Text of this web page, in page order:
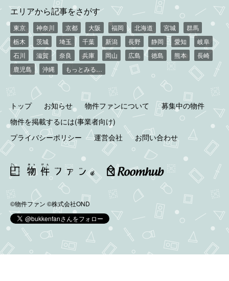
エリアから記事をさがす
東京 神奈川 京都 大阪 福岡 北海道 宮城
群馬
栃木
茨城 埼玉 千葉 新潟 長野 静岡 愛知
岐阜
石川
滋賀 奈良 兵庫 岡山 広島 徳島 熊本
長崎
鹿児島
沖縄 もっとみる…
トップ お知らせ 物件ファンについて
募集中の物件
物件を掲載するには(事業者向け)
プライバシーポリシー
運営会社 お問い合わせ
©物件ファン ©株式会社OND